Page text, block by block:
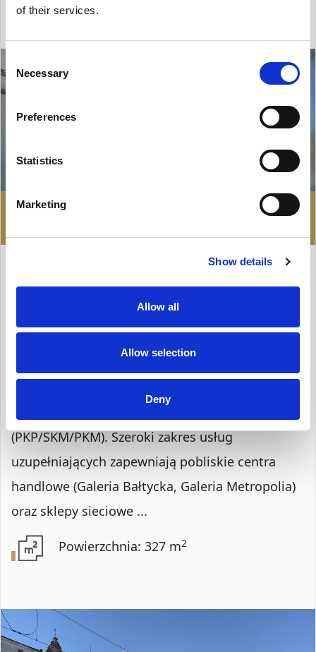
of their services.
Selection
Necessary
Preferences
Statistics
Marketing
Show details
Allow all
Allow selection
Deny
21 124 zł
LOKAL NA WYNAJEM
Opis Nieruchomości
(PKP/SKM/PKM). Szeroki zakres usług
uzupełniających zapewniają pobliskie centra
handlowe (Galeria Bałtycka, Galeria Metropolia)
oraz sklepy sieciowe ...
Powierzchnia: 327 m2